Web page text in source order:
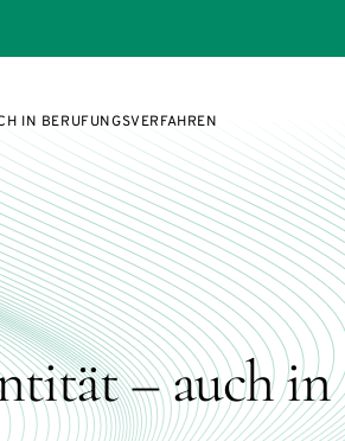
IN BERUFUNGSVERFAHREN
– auch in